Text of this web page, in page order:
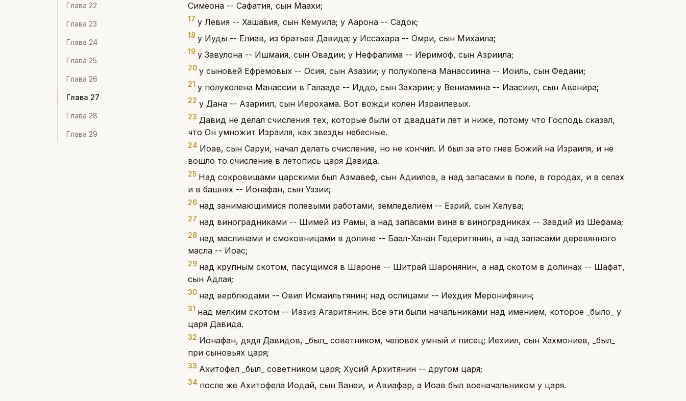
Глава 22
Глава 23
Глава 24
Глава 25
Глава 26
Глава 27
Глава 28
Глава 29
Симеона -- Сафатия, сын Маахи;
17 у Левия -- Хашавия, сын Кемуила; у Аарона -- Садок;
18 у Иуды -- Елиав, из братьев Давида; у Иссахара -- Омри, сын Михаила;
19 у Завулона -- Ишмаия, сын Овадии; у Неффалима -- Иеримоф, сын Азриила;
20 у сыновей Ефремовых -- Осия, сын Азазии; у полуколена Манассиина -- Иоиль, сын Федаии;
21 у полуколена Манассии в Галааде -- Иддо, сын Захарии; у Вениамина -- Иаасиил, сын Авенира;
22 у Дана -- Азариил, сын Иерохама. Вот вожди колен Израилевых.
23 Давид не делал счисления тех, которые были от двадцати лет и ниже, потому что Господь сказал,
что Он умножит Израиля, как звезды небесные.
24 Иоав, сын Саруи, начал делать счисление, но не кончил. И был за это гнев Божий на Израиля, и не
вошло то счисление в летопись царя Давида.
25 Над сокровищами царскими был Азмавеф, сын Адиилов, а над запасами в поле, в городах, и в селах
и в башнях -- Ионафан, сын Уззии;
26 над занимающимися полевыми работами, земледелием -- Езрий, сын Хелува;
27 над виноградниками -- Шимей из Рамы, а над запасами вина в виноградниках -- Завдий из Шефама;
28 над маслинами и смоковницами в долине -- Баал-Ханан Гедеритянин, а над запасами деревянного
масла -- Иоас;
29 над крупным скотом, пасущимся в Шароне -- Шитрай Шаронянин, а над скотом в долинах -- Шафат,
сын Адлая;
30 над верблюдами -- Овил Исмаильтянин; над ослицами -- Иехдия Меронифянин;
31 над мелким скотом -- Иазиз Агаритянин. Все эти были начальниками над имением, которое _было_ у
царя Давида.
32 Ионафан, дядя Давидов, _был_ советником, человек умный и писец; Иехиил, сын Хахмониев, _был_
при сыновьях царя;
33 Ахитофел _был_ советником царя; Хусий Архитянин -- другом царя;
34 после же Ахитофела Иодай, сын Ванеи, и Авиафар, а Иоав был военачальником у царя.